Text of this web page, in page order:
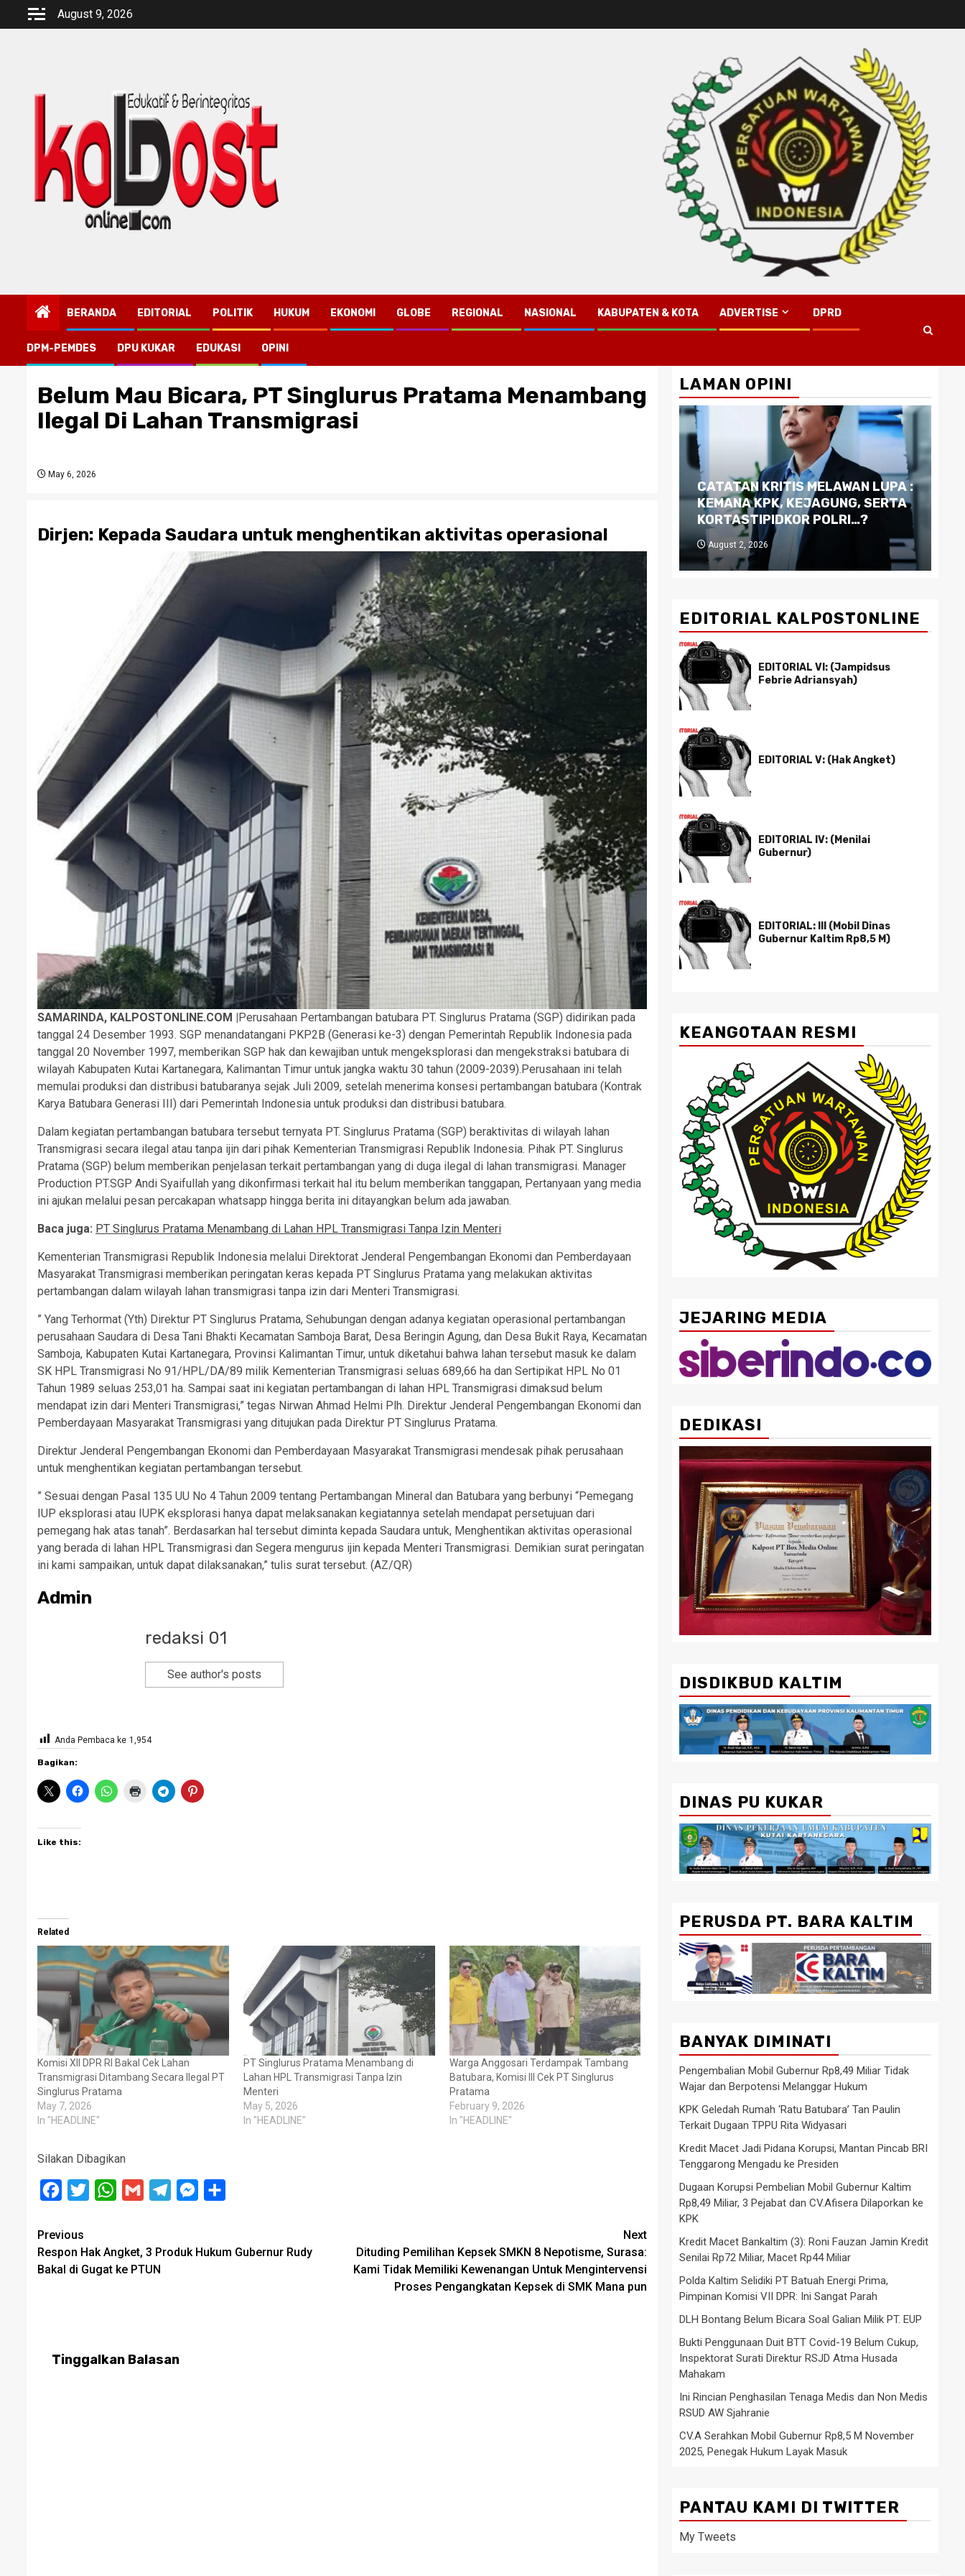
August 9, 2026
BERANDA EDITORIAL POLITIK HUKUM EKONOMI GLOBE REGIONAL NASIONAL KABUPATEN & KOTA ADVERTISE DPRD
DPM-PEMDES DPU KUKAR EDUKASI OPINI
Belum Mau Bicara, PT Singlurus Pratama Menambang
Ilegal Di Lahan Transmigrasi
May 6, 2026
Dirjen: Kepada Saudara untuk menghentikan aktivitas operasional
SAMARINDA, KALPOSTONLINE.COM |Perusahaan Pertambangan batubara PT. Singlurus Pratama (SGP) didirikan pada
tanggal 24 Desember 1993. SGP menandatangani PKP2B (Generasi ke-3) dengan Pemerintah Republik Indonesia pada
tanggal 20 November 1997, memberikan SGP hak dan kewajiban untuk mengeksplorasi dan mengekstraksi batubara di
wilayah Kabupaten Kutai Kartanegara, Kalimantan Timur untuk jangka waktu 30 tahun (2009-2039).Perusahaan ini telah
memulai produksi dan distribusi batubaranya sejak Juli 2009, setelah menerima konsesi pertambangan batubara (Kontrak
Karya Batubara Generasi III) dari Pemerintah Indonesia untuk produksi dan distribusi batubara.
Dalam kegiatan pertambangan batubara tersebut ternyata PT. Singlurus Pratama (SGP) beraktivitas di wilayah lahan
Transmigrasi secara ilegal atau tanpa ijin dari pihak Kementerian Transmigrasi Republik Indonesia. Pihak PT. Singlurus
Pratama (SGP) belum memberikan penjelasan terkait pertambangan yang di duga ilegal di lahan transmigrasi. Manager
Production PT.SGP Andi Syaifullah yang dikonfirmasi terkait hal itu belum memberikan tanggapan, Pertanyaan yang media
ini ajukan melalui pesan percakapan whatsapp hingga berita ini ditayangkan belum ada jawaban.
Baca juga: PT Singlurus Pratama Menambang di Lahan HPL Transmigrasi Tanpa Izin Menteri
Kementerian Transmigrasi Republik Indonesia melalui Direktorat Jenderal Pengembangan Ekonomi dan Pemberdayaan
Masyarakat Transmigrasi memberikan peringatan keras kepada PT Singlurus Pratama yang melakukan aktivitas
pertambangan dalam wilayah lahan transmigrasi tanpa izin dari Menteri Transmigrasi.
” Yang Terhormat (Yth) Direktur PT Singlurus Pratama, Sehubungan dengan adanya kegiatan operasional pertambangan
perusahaan Saudara di Desa Tani Bhakti Kecamatan Samboja Barat, Desa Beringin Agung, dan Desa Bukit Raya, Kecamatan
Samboja, Kabupaten Kutai Kartanegara, Provinsi Kalimantan Timur, untuk diketahui bahwa lahan tersebut masuk ke dalam
SK HPL Transmigrasi No 91/HPL/DA/89 milik Kementerian Transmigrasi seluas 689,66 ha dan Sertipikat HPL No 01
Tahun 1989 seluas 253,01 ha. Sampai saat ini kegiatan pertambangan di lahan HPL Transmigrasi dimaksud belum
mendapat izin dari Menteri Transmigrasi,” tegas Nirwan Ahmad Helmi Plh. Direktur Jenderal Pengembangan Ekonomi dan
Pemberdayaan Masyarakat Transmigrasi yang ditujukan pada Direktur PT Singlurus Pratama.
Direktur Jenderal Pengembangan Ekonomi dan Pemberdayaan Masyarakat Transmigrasi mendesak pihak perusahaan
untuk menghentikan kegiatan pertambangan tersebut.
” Sesuai dengan Pasal 135 UU No 4 Tahun 2009 tentang Pertambangan Mineral dan Batubara yang berbunyi “Pemegang
IUP eksplorasi atau IUPK eksplorasi hanya dapat melaksanakan kegiatannya setelah mendapat persetujuan dari
pemegang hak atas tanah”. Berdasarkan hal tersebut diminta kepada Saudara untuk, Menghentikan aktivitas operasional
yang berada di lahan HPL Transmigrasi dan Segera mengurus ijin kepada Menteri Transmigrasi. Demikian surat peringatan
ini kami sampaikan, untuk dapat dilaksanakan,” tulis surat tersebut. (AZ/QR)
Admin
redaksi 01
See author's posts
Anda Pembaca ke 1,954
Bagikan:
Like this:
Related
Komisi XII DPR RI Bakal Cek Lahan
Transmigrasi Ditambang Secara Ilegal PT
Singlurus Pratama
May 7, 2026
In "HEADLINE"
PT Singlurus Pratama Menambang di
Lahan HPL Transmigrasi Tanpa Izin
Menteri
May 5, 2026
In "HEADLINE"
Warga Anggosari Terdampak Tambang
Batubara, Komisi III Cek PT Singlurus
Pratama
February 9, 2026
In "HEADLINE"
Silakan Dibagikan
Facebook
Twitter WhatsApp
Gmail TelegramMessenger
Post
navigation
Previous
Respon Hak Angket, 3 Produk Hukum Gubernur Rudy
Bakal di Gugat ke PTUN
Next
Dituding Pemilihan Kepsek SMKN 8 Nepotisme, Surasa:
Kami Tidak Memiliki Kewenangan Untuk Mengintervensi
Proses Pengangkatan Kepsek di SMK Mana pun
Tinggalkan Balasan
LAMAN OPINI
CATATAN KRITIS MELAWAN LUPA :
KEMANA KPK, KEJAGUNG, SERTA
KORTASTIPIDKOR POLRI…?
August 2, 2026
EDITORIAL KALPOSTONLINE
EDITORIAL VI: (Jampidsus
Febrie Adriansyah)
EDITORIAL V: (Hak Angket)
EDITORIAL IV: (Menilai
Gubernur)
EDITORIAL: III (Mobil Dinas
Gubernur Kaltim Rp8,5 M)
KEANGOTAAN RESMI
JEJARING MEDIA
DEDIKASI
DISDIKBUD KALTIM
DINAS PU KUKAR
PERUSDA PT. BARA KALTIM
BANYAK DIMINATI
Pengembalian Mobil Gubernur Rp8,49 Miliar Tidak
Wajar dan Berpotensi Melanggar Hukum
KPK Geledah Rumah ‘Ratu Batubara’ Tan Paulin
Terkait Dugaan TPPU Rita Widyasari
Kredit Macet Jadi Pidana Korupsi, Mantan Pincab BRI
Tenggarong Mengadu ke Presiden
Dugaan Korupsi Pembelian Mobil Gubernur Kaltim
Rp8,49 Miliar, 3 Pejabat dan CV.Afisera Dilaporkan ke
KPK
Kredit Macet Bankaltim (3): Roni Fauzan Jamin Kredit
Senilai Rp72 Miliar, Macet Rp44 Miliar
Polda Kaltim Selidiki PT Batuah Energi Prima,
Pimpinan Komisi VII DPR: Ini Sangat Parah
DLH Bontang Belum Bicara Soal Galian Milik PT. EUP
Bukti Penggunaan Duit BTT Covid-19 Belum Cukup,
Inspektorat Surati Direktur RSJD Atma Husada
Mahakam
Ini Rincian Penghasilan Tenaga Medis dan Non Medis
RSUD AW Sjahranie
CV.A Serahkan Mobil Gubernur Rp8,5 M November
2025, Penegak Hukum Layak Masuk
PANTAU KAMI DI TWITTER
My Tweets